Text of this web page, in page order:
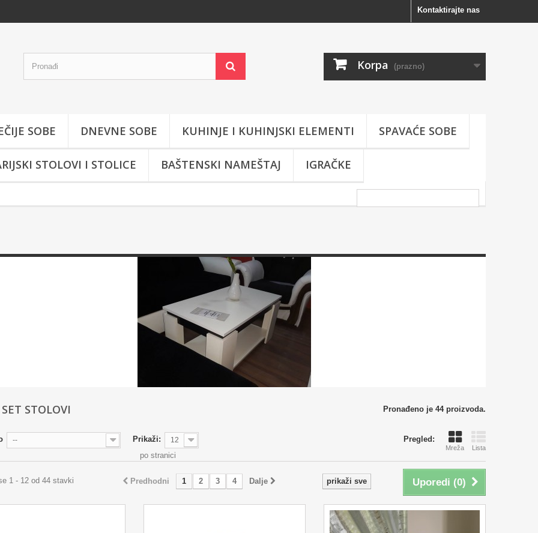
Kontaktirajte nas
Korpa (prazno)
SOBE DNEVNE SOBE KUHINJE I KUHINJSKI ELEMENTI SPAVAĆE SOBE
STOLOVI I STOLICE BAŠTENSKI NAMEŠTAJ IGRAČKE
STOLOVI Pronađeno je 44 proizvoda.
Pregled:
Mreža Lista
-- Prikaži: 12
po stranici
Uporedi (0)
prikaži sve
Predhodni 1 2 3 4 Dalje
1 - 12 od 44 stavki